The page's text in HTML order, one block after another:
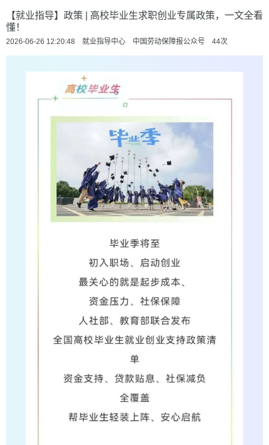
【就业指导】政策 | 高校毕业生求职创业专属政策，一文全看
懂！
2026-06-26 12:20:48 就业指导中心 中国劳动保障报公众号 44次